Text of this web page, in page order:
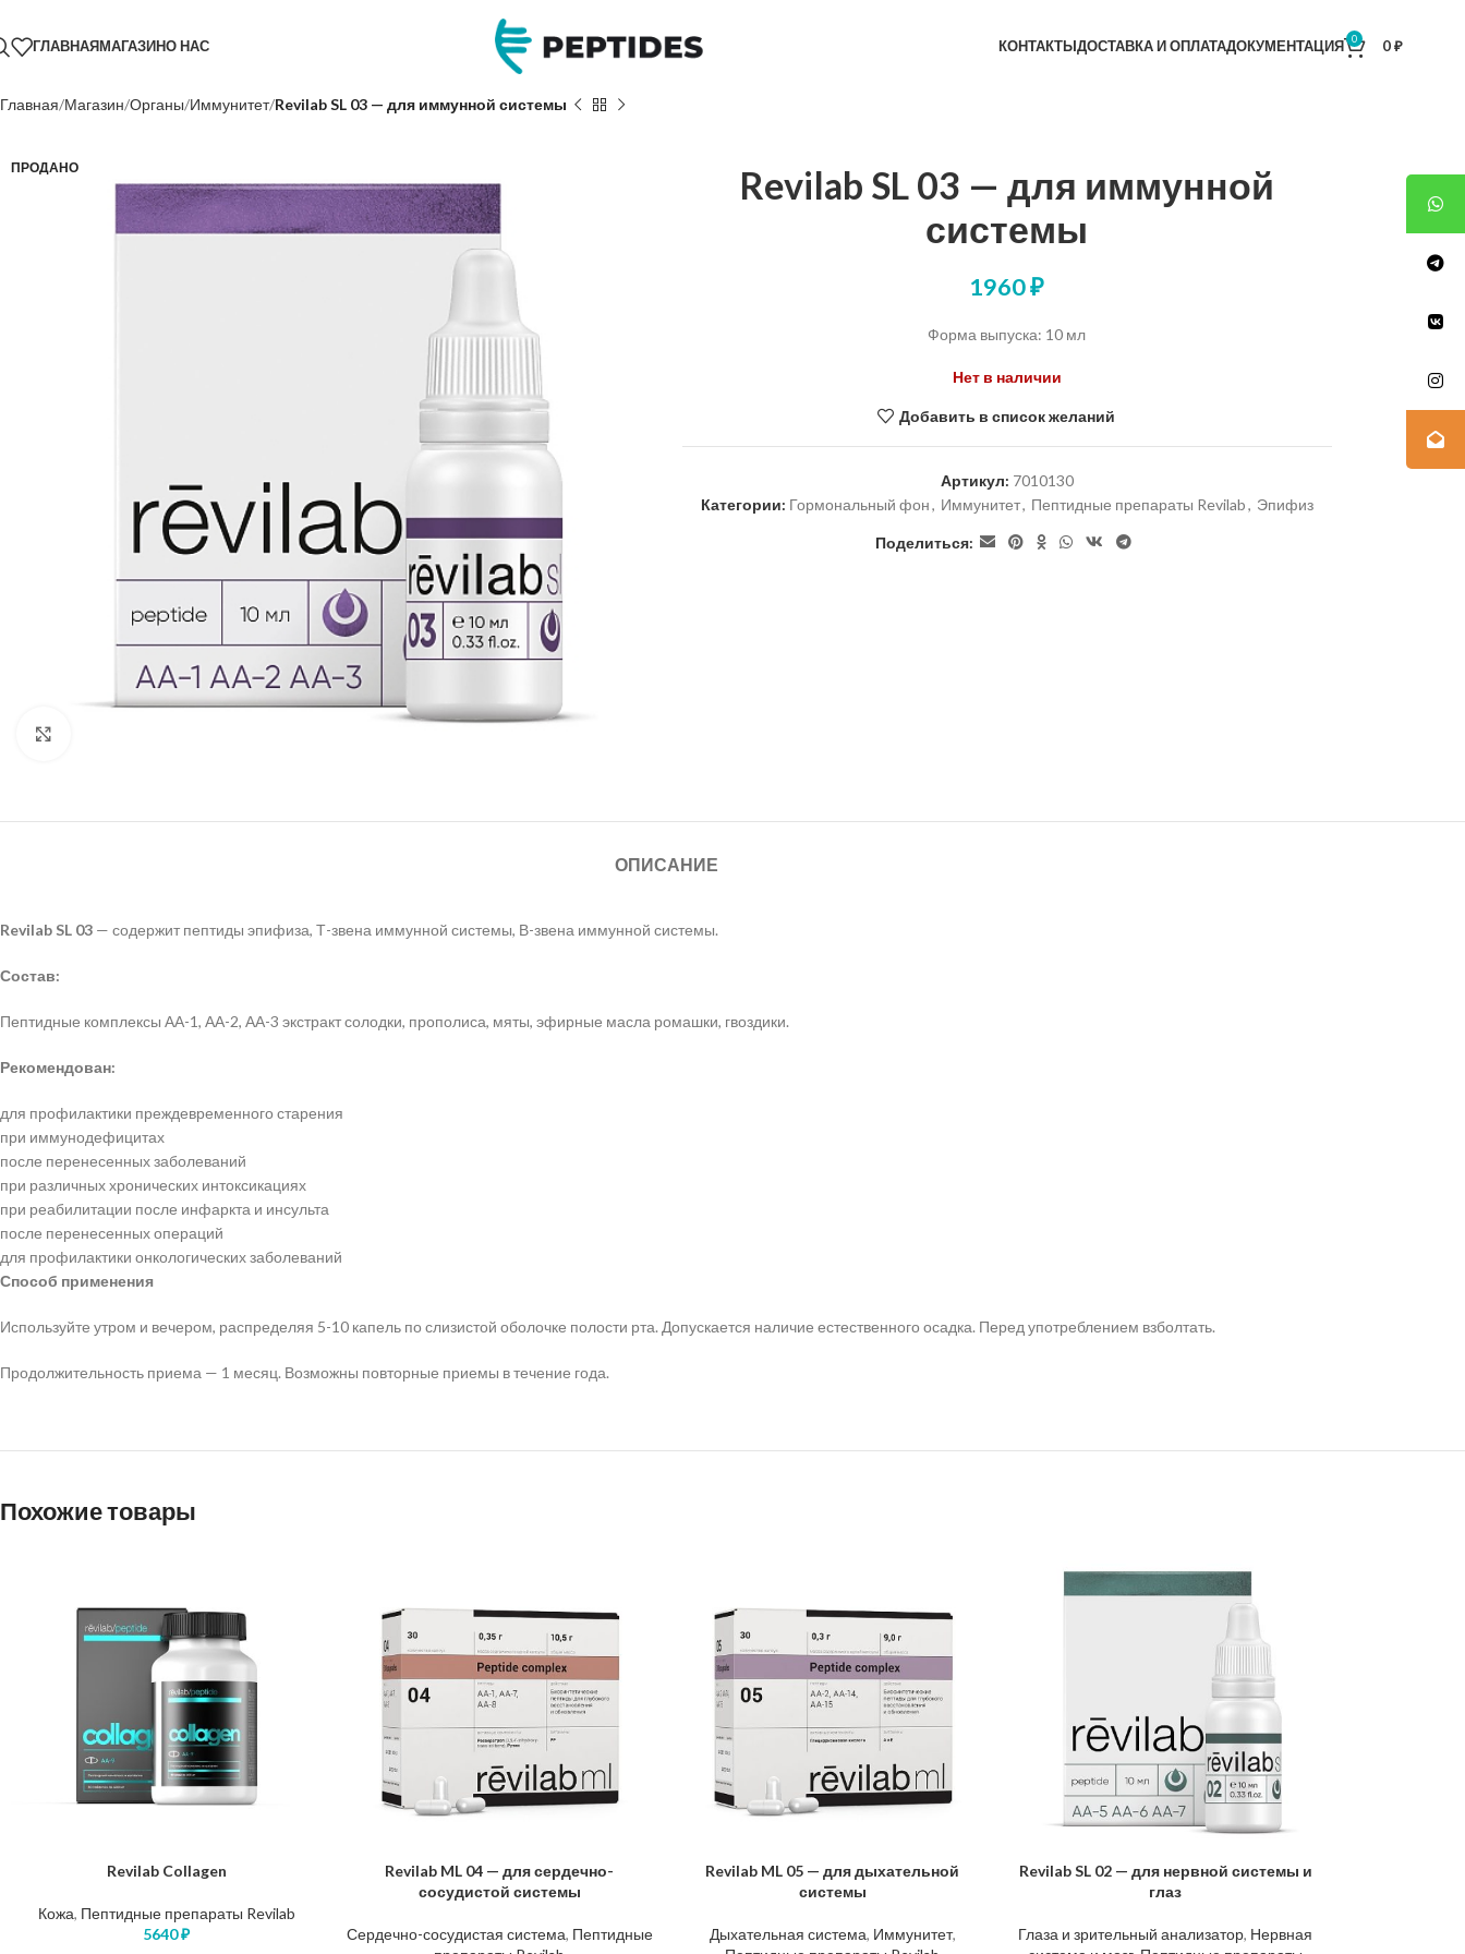
ГЛАВНАЯМАГАЗИНО НАС КОНТАКТЫДОСТАВКА И ОПЛАТАДОКУМЕНТАЦИЯ 0 0₽
Главная Магазин Органы Иммунитет Revilab SL 03 — для иммунной системы
ПРОДАНО
Revilab SL 03 — для иммунной
системы
1960₽
Форма выпуска: 10 мл
Нет в наличии
Добавить в список желаний
Артикул: 7010130
Категории: Гормональный фон, Иммунитет, Пептидные препараты Revilab, Эпифиз
Поделиться:
ОПИСАНИЕ
Revilab SL 03 — содержит пептиды эпифиза, Т-звена иммунной системы, В-звена иммунной системы.
Состав:
Пептидные комплексы АА-1, АА-2, АА-3 экстракт солодки, прополиса, мяты, эфирные масла ромашки, гвоздики.
Рекомендован:
для профилактики преждевременного старения
при иммунодефицитах
после перенесенных заболеваний
при различных хронических интоксикациях
при реабилитации после инфаркта и инсульта
после перенесенных операций
для профилактики онкологических заболеваний
Способ применения
Используйте утром и вечером, распределяя 5-10 капель по слизистой оболочке полости рта. Допускается наличие естественного осадка. Перед употреблением взболтать.
Продолжительность приема — 1 месяц. Возможны повторные приемы в течение года.
Похожие товары
Revilab Collagen
Кожа, Пептидные препараты Revilab
5640₽
В КОРЗИНУRevilab ML 04 — для сердечно-
сосудистой системы
Сердечно-сосудистая система, Пептидные
В КОРЗИНУ
Revilab ML 05 — для дыхательной
системы
Дыхательная система, Иммунитет,
В КОРЗИНУ
Revilab SL 02 — для нервной системы и
глаз
Глаза и зрительный анализатор, Нервная